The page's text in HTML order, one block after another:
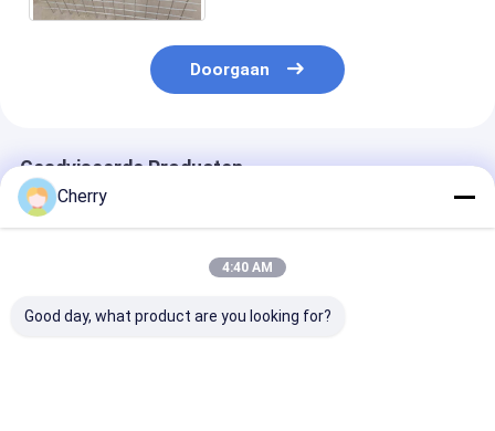
Doorgaan
Geadviseerde Producten
Cherry
4:40 AM
Good day, what product are you looking for?